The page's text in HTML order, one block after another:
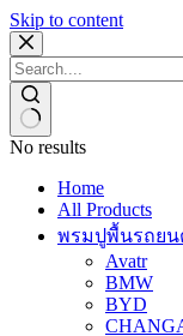
Skip to content
No results
Home
All Products
พรมปูพื้นรถยน
Avatr
BMW
BYD